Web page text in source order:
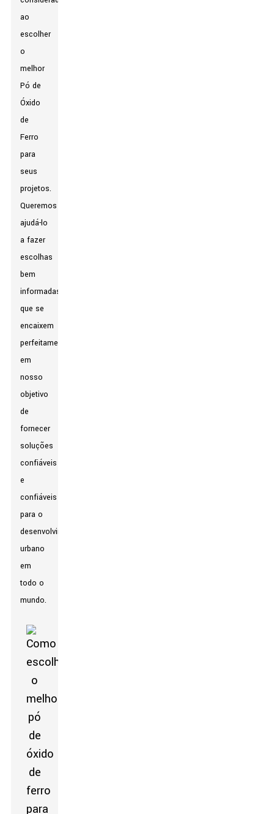
ao
escolher
o
melhor
Pó de
Óxido
de
Ferro
para
seus
projetos.
Queremos
ajudá-lo
a fazer
escolhas
bem
informadas
que se
encaixem
perfeitamente
em
nosso
objetivo
de
fornecer
soluções
confiáveis
​​e
confiáveis
​​para o
desenvolvimento
urbano
em
todo o
mundo.